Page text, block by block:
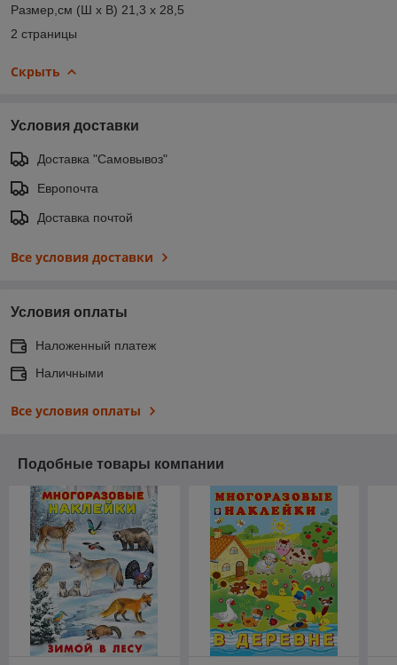
Размер,см (Ш х В) 21,3 х 28,5
2 страницы
Скрыть
Условия доставки
Доставка "Самовывоз"
Европочта
Доставка почтой
Все условия доставки
Условия оплаты
Наложенный платеж
Наличными
Все условия оплаты
Подобные товары компании